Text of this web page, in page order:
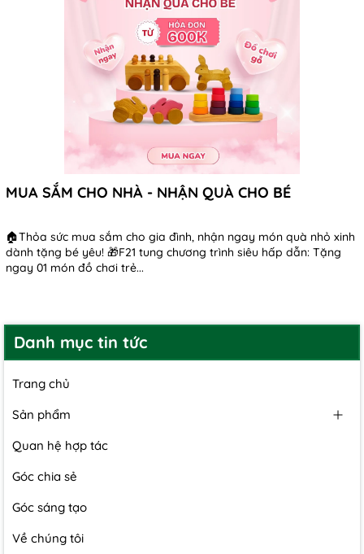
MUA SẮM CHO NHÀ - NHẬN QUÀ CHO BÉ
🏠Thỏa sức mua sắm cho gia đình, nhận ngay món quà nhỏ xinh
dành tặng bé yêu! 🎁F21 tung chương trình siêu hấp dẫn: Tặng
ngay 01 món đồ chơi trẻ...
Danh mục tin tức
Trang chủ
Sản phẩm
Quan hệ hợp tác
Góc chia sẻ
Góc sáng tạo
Về chúng tôi